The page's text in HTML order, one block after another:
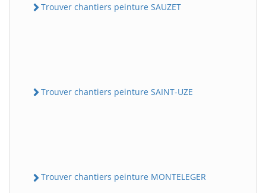
Trouver chantiers peinture SAUZET
Trouver chantiers peinture SAINT-UZE
Trouver chantiers peinture MONTELEGER